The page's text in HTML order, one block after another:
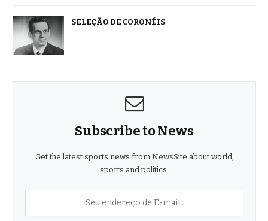
SELEÇÃO DE CORONÉIS
Subscribe to News
Get the latest sports news from NewsSite about world,
sports and politics.